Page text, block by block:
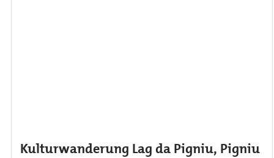
Kulturwanderung Lag da Pigniu, Pigniu